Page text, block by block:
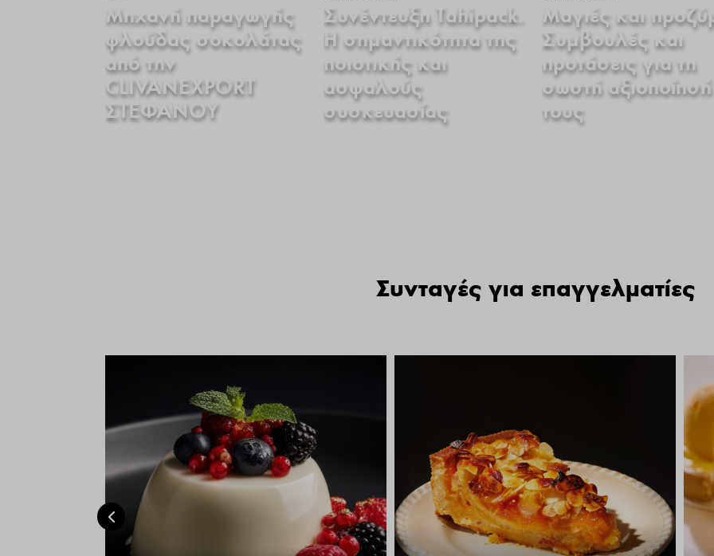
Μηχανή παραγωγής
φλούδας σοκολάτας
από την
CLIVANEXPORT
ΣΤΕΦΑΝΟΥ
Συνέντευξη Tahipack.
Η σημαντικότητα της
ποιοτικής και
ασφαλούς
συσκευασίας
Μαγιές και
Συμβουλές και
προτάσεις για τη
σωστή αξιοποίησή
τους
Συνταγές για επαγγελματίες